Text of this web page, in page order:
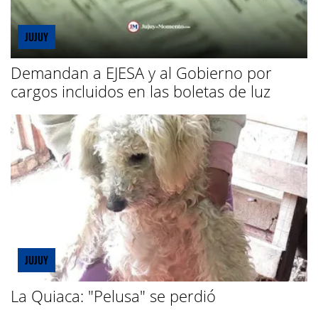
JUJUY
Demandan a EJESA y al Gobierno por
cargos incluidos en las boletas de luz
JUJUY
La Quiaca: "Pelusa" se perdió